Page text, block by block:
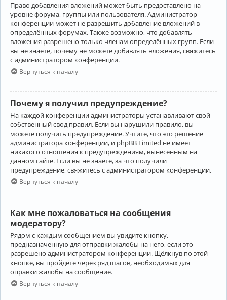
Право добавления вложений может быть предоставлено на
уровне форума, группы или пользователя. Администратор
конференции может не разрешить добавление вложений в
определённых форумах. Также возможно, что добавлять
вложения разрешено только членам определённых групп. Если
вы не знаете, почему не можете добавлять вложения, свяжитесь
с администратором конференции.
Вернуться к началу
Почему я получил предупреждение?
На каждой конференции администраторы устанавливают свой
собственный свод правил. Если вы нарушили правило, вы
можете получить предупреждение. Учтите, что это решение
администратора конференции, и phpBB Limited не имеет
никакого отношения к предупреждениям, вынесенным на
данном сайте. Если вы не знаете, за что получили
предупреждение, свяжитесь с администратором конференции.
Вернуться к началу
Как мне пожаловаться на сообщения
модератору?
Рядом с каждым сообщением вы увидите кнопку,
предназначенную для отправки жалобы на него, если это
разрешено администратором конференции. Щёлкнув по этой
кнопке, вы пройдёте через ряд шагов, необходимых для
оправки жалобы на сообщение.
Вернуться к началу